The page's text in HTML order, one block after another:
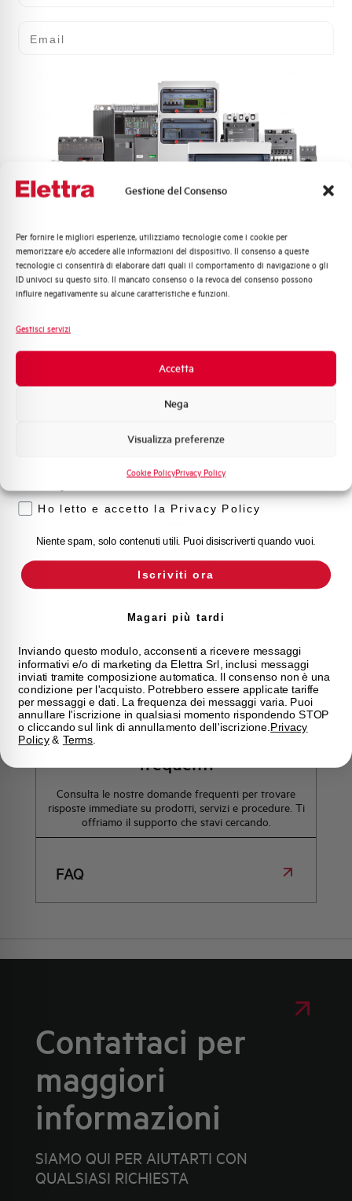
Gestione del Consenso
Per fornire le migliori esperienze, utilizziamo tecnologie come i cookie per
memorizzare e/o accedere alle informazioni del dispositivo. Il consenso a queste
tecnologie ci consentirà di elaborare dati quali il comportamento di navigazione o gli
ID univoci su questo sito. Il mancato consenso o la revoca del consenso possono
influire negativamente su alcune caratteristiche e funzioni.
Gestisci servizi
Accetta
Nega
Visualizza preferenze
Cookie PolicyPrivacy Policy
Omologazioni
Acquistabile
AEG
Hai bisogno di supporto?
Care
delle richieste. Contattaci per ogni necessità.
Scopri dove
acquistare
Trova il punto vendita Elettra più vicino a te e accedi
semplici passi. Scopri come possiamo aiutarti.
Mappa
frequenti
Consulta le nostre domande frequenti per trovare
risposte immediate su prodotti, servizi e procedure. Ti
offriamo il supporto che stavi cercando.
FAQ
Contattaci per
maggiori
informazioni
SIAMO QUI PER AIUTARTI CON
QUALSIASI RICHIESTA
Quali argomenti ti interessano di più?
Distribuzione di Energia
Automazione Industriale
Sistema Quadri
Promozioni e offerte
Formazione tecnica
Voglio ricevere aggiornamenti, novità di
Ho letto e accetto la Privacy Policy
Niente spam, solo contenuti utili. Puoi disiscriverti quando vuoi.
Iscriviti ora
Magari più tardi
Inviando questo modulo, acconsenti a ricevere messaggi
informativi e/o di marketing da Elettra Srl, inclusi messaggi
inviati tramite composizione automatica. Il consenso non è una
condizione per l'acquisto. Potrebbero essere applicate tariffe
per messaggi e dati. La frequenza dei messaggi varia. Puoi
annullare l'iscrizione in qualsiasi momento rispondendo STOP
o cliccando sul link di annullamento dell'iscrizione. Privacy
Policy& Terms